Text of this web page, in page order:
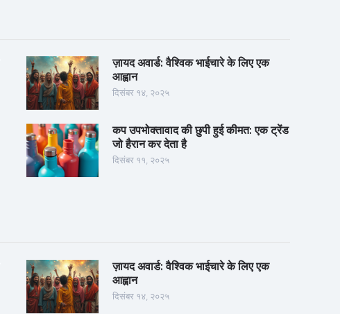
ज़ायद अवार्ड: वैश्विक भाईचारे के लिए एक
आह्वान
दिसंबर १४, २०२५
कप उपभोक्तावाद की छुपी हुई कीमत: एक ट्रेंड
जो हैरान कर देता है
दिसंबर ११, २०२५
ज़ायद अवार्ड: वैश्विक भाईचारे के लिए एक
आह्वान
दिसंबर १४, २०२५